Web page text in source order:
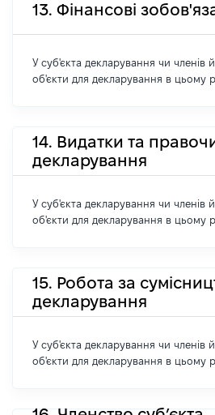
13. Фінансові
У суб'єкта декларування чи членів
об'єкти для декларування в цьому
14. Видатки та
декларування
У суб'єкта декларування чи членів
об'єкти для декларування в цьому
15. Робота за
декларування
У суб'єкта декларування чи членів
об'єкти для декларування в цьому